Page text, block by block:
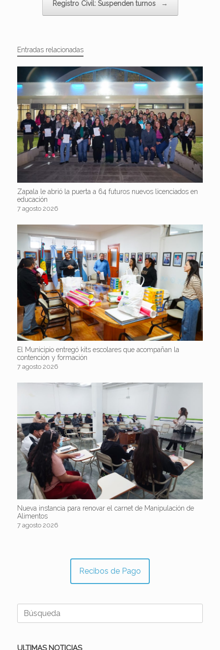
Registro Civil: Suspenden turnos →
Entradas relacionadas
Zapala le abrió la puerta a 64 futuros nuevos licenciados en
educación
7 agosto 2026
El Municipio entregó kits escolares que acompañan la
contención y formación
7 agosto 2026
Nueva instancia para renovar el carnet de Manipulación de
Alimentos
7 agosto 2026
Recibos de Pago
Buscar:
ULTIMAS NOTICIAS